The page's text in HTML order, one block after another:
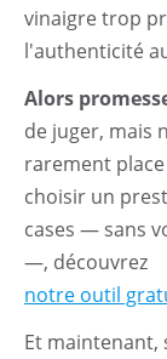
vinaigre trop
l'authenticité
Alors
de juger, mais
rarement
choisir un
cases — sans
—, découvrez
notre outil
Et maintenant,